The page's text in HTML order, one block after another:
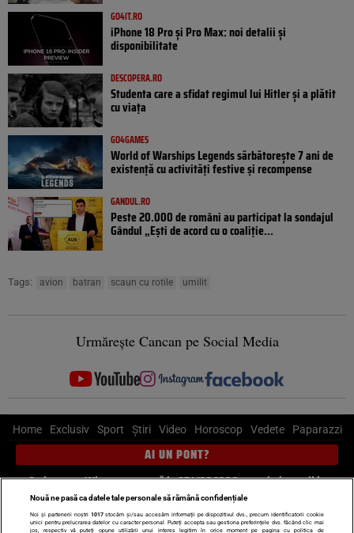
GO4IT.RO
iPhone 18 Pro și Pro Max: noi detalii și
disponibilitate
DESCOPERA.RO
Studenta care a sfidat regimul lui Hitler și a plătit
cu viața
GO4GAMES
World of Warships Legends sărbătorește 7 ani de
existență cu activități festive și recompense
GANDUL.RO
Peste 20.000 de români au participat la sondajul
Gândul „Ești de acord cu o coaliție...
Tags: avion batran scaun cu rotile umilit
Urmărește Cancan pe Social Media
Home Exclusiv Sport Știri Video Horoscop Vedete Paparazzi
AI UN PONT?
Scrie-ne pe Whatsapp, sună la 0741226226 sau trimite mail la
pont@cancan.ro
Nouă ne pasă ca datele tale personale să rămână confidențiale
Noi și partenerii noștri 1017stocăm și/sau accesăm informații pe dispozitivul dvs., precum identificatorii cookie
unici pentru prelucrarea datelor cu caracter personal. Puteți accepta sau gestiona preferințele dvs. făcând clic mai
jos, respectiv vă puteți opune utilizării unui interes legitim în orice moment pe pagina cu politica de